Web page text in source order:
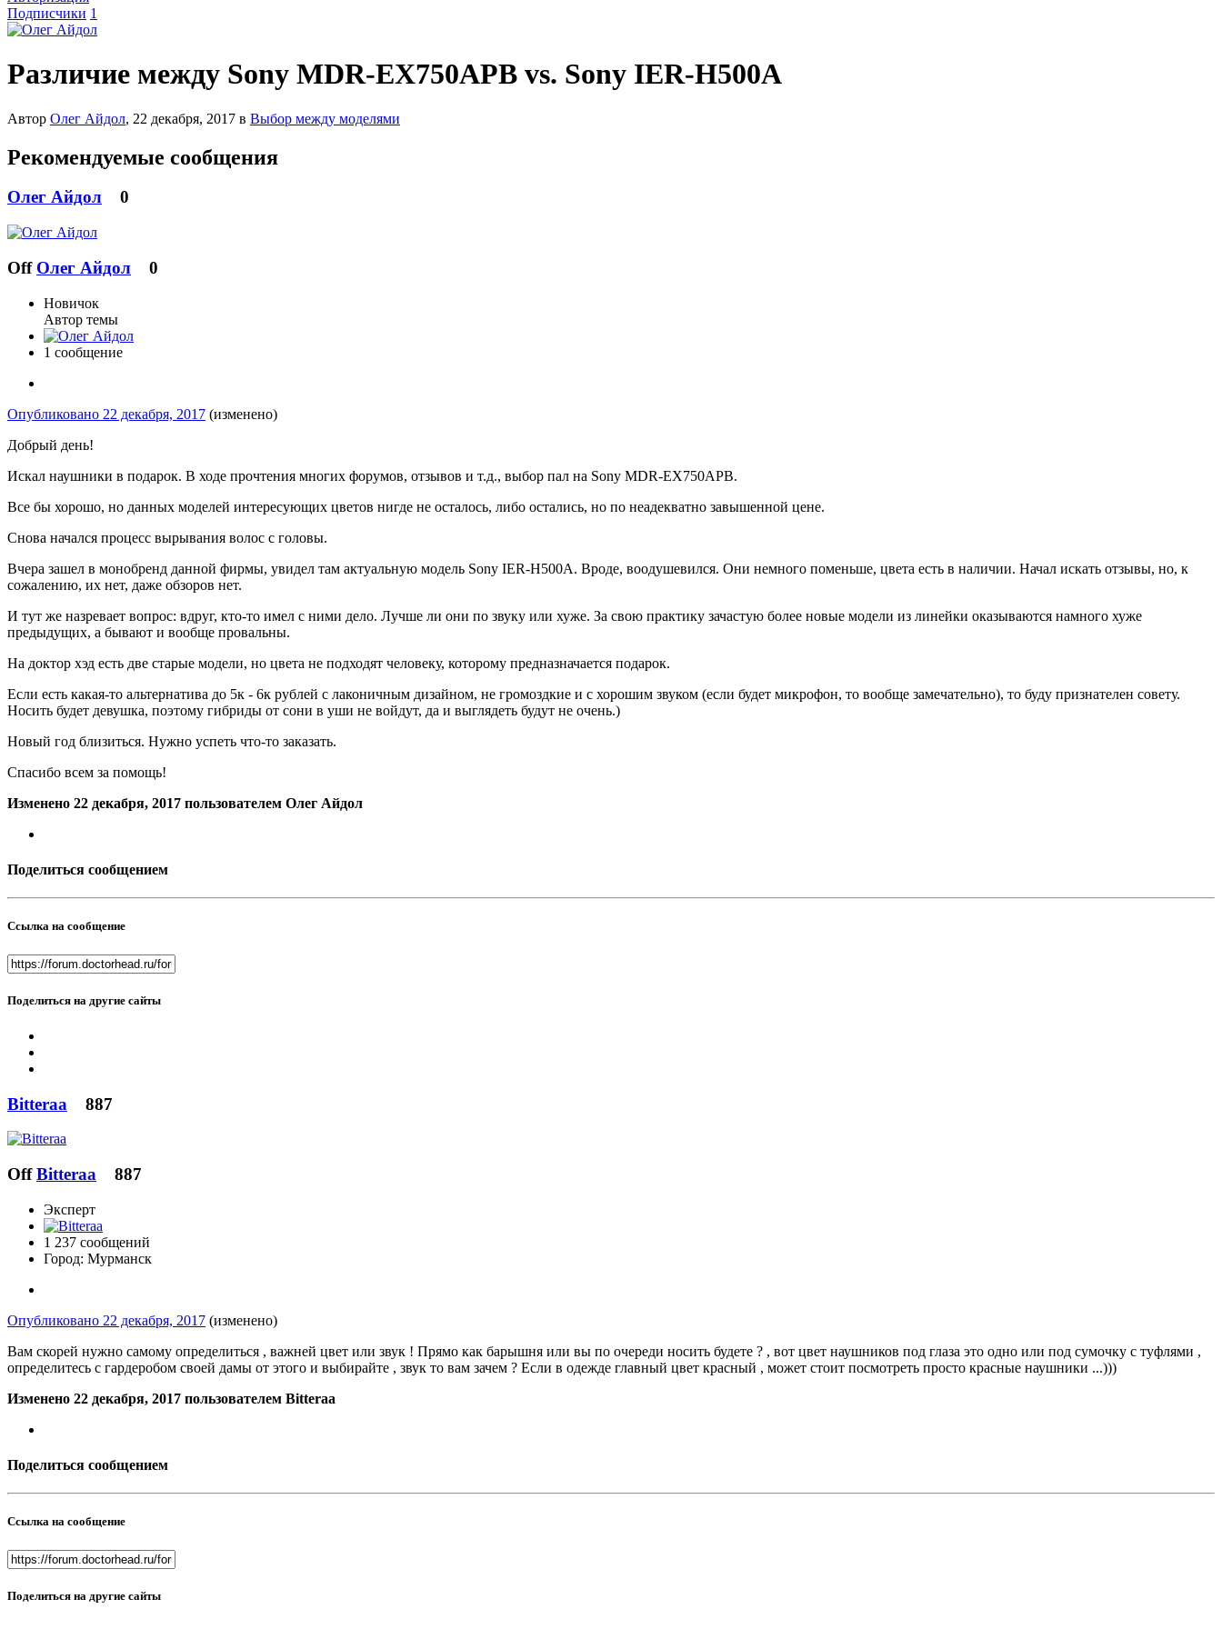
Подписчики 1
Различие между Sony MDR-EX750APB vs. Sony IER-H500A
Автор Олег Айдол, 22 декабря, 2017 в Выбор между моделями
Рекомендуемые сообщения
Олег Айдол 0
Off Олег Айдол 0
Новичок
Автор темы
1 сообщение
Опубликовано 22 декабря, 2017 (изменено)
Добрый день!
Искал наушники в подарок. В ходе прочтения многих форумов, отзывов и т.д., выбор пал на Sony MDR-EX750APB.
Все бы хорошо, но данных моделей интересующих цветов нигде не осталось, либо остались, но по неадекватно завышенной цене.
Снова начался процесс вырывания волос с головы.
Вчера зашел в монобренд данной фирмы, увидел там актуальную модель Sony IER-H500A. Вроде, воодушевился. Они немного поменьше, цвета есть в наличии. Начал искать отзывы, но, к
сожалению, их нет, даже обзоров нет.
И тут же назревает вопрос: вдруг, кто-то имел с ними дело. Лучше ли они по звуку или хуже. За свою практику зачастую более новые модели из линейки оказываются намного хуже
предыдущих, а бывают и вообще провальны.
На доктор хэд есть две старые модели, но цвета не подходят человеку, которому предназначается подарок.
Если есть какая-то альтернатива до 5к - 6к рублей с лаконичным дизайном, не громоздкие и с хорошим звуком (если будет микрофон, то вообще замечательно), то буду признателен совету.
Носить будет девушка, поэтому гибриды от сони в уши не войдут, да и выглядеть будут не очень.)
Новый год близиться. Нужно успеть что-то заказать.
Спасибо всем за помощь!
Изменено 22 декабря, 2017 пользователем Олег Айдол
Поделиться сообщением
Ссылка на сообщение
Поделиться на другие сайты
Bitteraa 887
Off Bitteraa 887
Эксперт
1 237 сообщений
Город: Мурманск
Опубликовано 22 декабря, 2017 (изменено)
Вам скорей нужно самому определиться , важней цвет или звук ! Прямо как барышня или вы по очереди носить будете ? , вот цвет наушников под глаза это одно или под сумочку с туфлями ,
определитесь с гардеробом своей дамы от этого и выбирайте , звук то вам зачем ? Если в одежде главный цвет красный , может стоит посмотреть просто красные наушники ...)))
Изменено 22 декабря, 2017 пользователем Bitteraa
Поделиться сообщением
Ссылка на сообщение
Поделиться на другие сайты